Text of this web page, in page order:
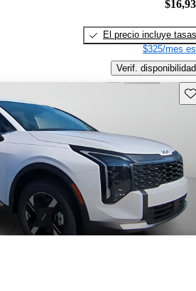
El precio incluye tasas
$325/mes
Verif. disponibilidad